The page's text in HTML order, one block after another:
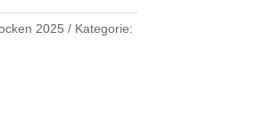
2025
Kategorie: